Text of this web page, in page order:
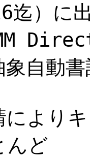
迄）に
自動
により
んど